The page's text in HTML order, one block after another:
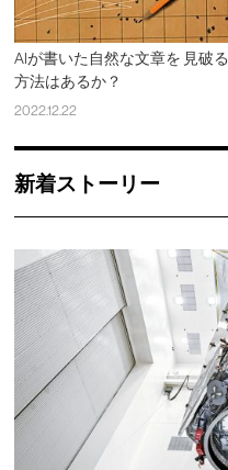
AIが書いた自然な文章を 見破る
方法はあるか？
2022.12.22
新着ストーリー